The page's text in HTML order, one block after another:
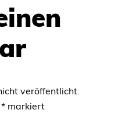
veröffentlicht.
* markiert